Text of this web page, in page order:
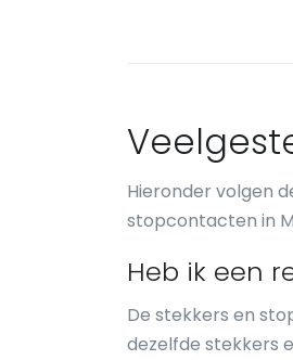
Hieronder volgen
stopcontacten in
Heb ik een
De stekkers en
dezelfde stekkers